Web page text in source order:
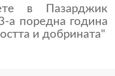
в Пазарджик
а поредна година
и добрината"